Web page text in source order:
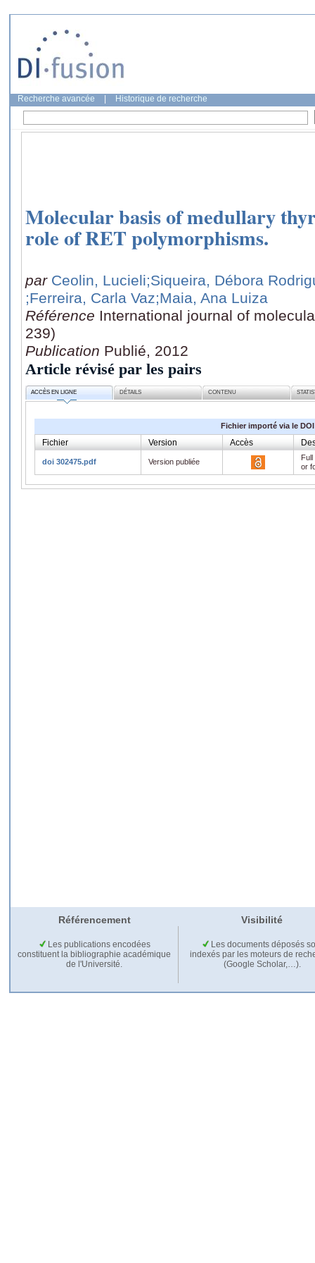
Recherche avancée Historique de recherche
Molecular basis of medullary
role of RET polymorphisms.
par Ceolin, Lucieli;Siqueira, Débora
;Ferreira, Carla Vaz;Maia, Ana Luiza
Référence International journal of
239)
Publication Publié, 2012
Article révisé par les pairs
ACCÈS EN LIGNE DÉTAILS CONTENU
Fichier importé via le DOI
Fichier Version Accès
doi 302475.pdf Version publiée
or
Référencement Visibilité
Les publications encodées
constituent la bibliographie académique
de l'Université.
Les documents déposés
indexés par les moteurs de
(Google Scholar,…).